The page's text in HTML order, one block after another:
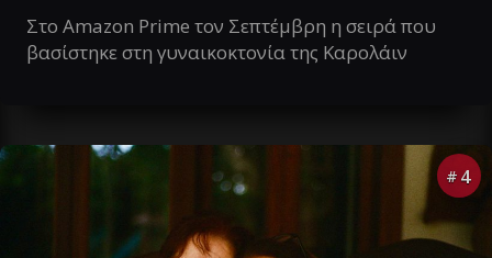
Στο Amazon Prime τον Σεπτέμβρη η σειρά που
βασίστηκε στη γυναικοκτονία της Καρολάιν
# 4